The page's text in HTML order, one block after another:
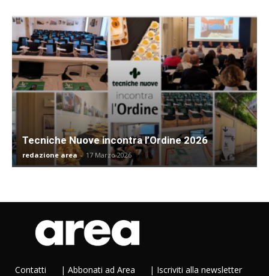
Tecniche Nuove incontra l’Ordine 2026
redazione area - 17 Marzo 2026
Contatti | Abbonati ad Area | Iscriviti alla newsletter